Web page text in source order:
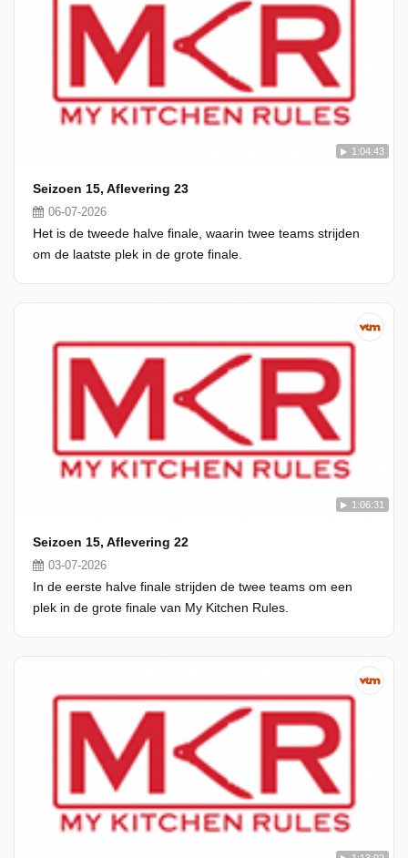
1:04:43
Seizoen 15, Aflevering 23
06-07-2026
Het is de tweede halve finale, waarin twee teams strijden
om de laatste plek in de grote finale.
1:06:31
Seizoen 15, Aflevering 22
03-07-2026
In de eerste halve finale strijden de twee teams om een
plek in de grote finale van My Kitchen Rules.